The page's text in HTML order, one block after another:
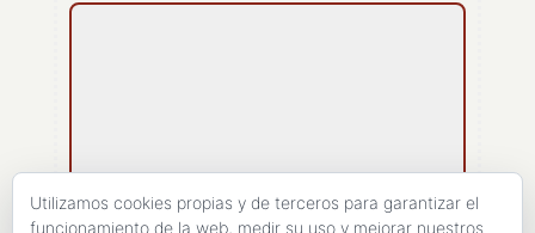
Utilizamos cookies propias y de terceros para garantizar el
funcionamiento de la web, medir su uso y mejorar nuestros